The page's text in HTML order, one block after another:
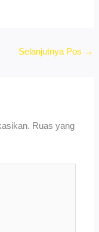
Selanjutnya Pos →
Ruas yang